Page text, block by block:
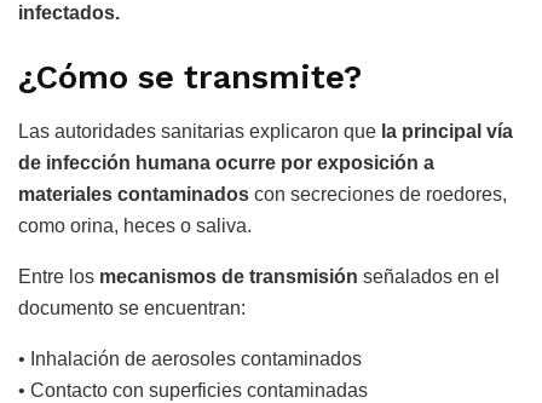
infectados.
¿Cómo se transmite?
Las autoridades sanitarias explicaron que la principal vía
de infección humana ocurre por exposición a
materiales contaminados con secreciones de roedores,
como orina, heces o saliva.
Entre los mecanismos de transmisión señalados en el
documento se encuentran:
• Inhalación de aerosoles contaminados
• Contacto con superficies contaminadas